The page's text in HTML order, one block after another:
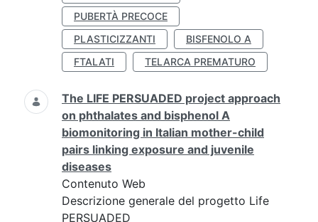
PUBERTÀ PRECOCE
PLASTICIZZANTI
BISFENOLO A
FTALATI
TELARCA PREMATURO
The LIFE PERSUADED project approach
on phthalates and bisphenol A
biomonitoring in Italian mother-child
pairs linking exposure and juvenile
diseases
Contenuto Web
Descrizione generale del progetto Life
PERSUADED